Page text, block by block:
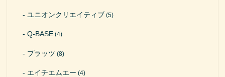
ユニオンクリエイティブ (5)
Q-BASE (4)
プラッツ (8)
エイチエムエー (4)